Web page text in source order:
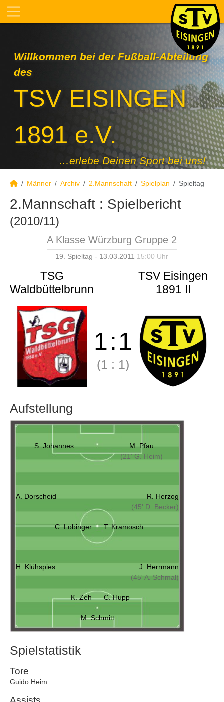
Willkommen bei der Fußball-Abteilung
des
TSV EISINGEN
1891 e.V.
…erlebe Deinen Sport bei uns!
Männer Archiv 2.Mannschaft Spielplan Spieltag
2.Mannschaft : Spielbericht
(2010/11)
A Klasse Würzburg Gruppe 2
19. Spieltag - 13.03.2011 15:00 Uhr
TSG
Waldbüttelbrunn
TSV Eisingen
1891 II
1:1
(1 : 1)
Aufstellung
S. Johannes
M. Pfau
(21' G. Heim)
A. Dorscheid
R. Herzog
(45' D. Becker)
C. Lobinger T. Kramosch
H. Klühspies
J. Herrmann
(45' A. Schmal)
K. Zeh C. Hupp
M. Schmitt
Spielstatistik
Tore
Guido Heim